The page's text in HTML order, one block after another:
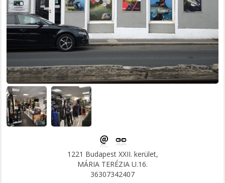
1221 Budapest XXII. kerület,
MÁRIA TERÉZIA U.16.
36307342407